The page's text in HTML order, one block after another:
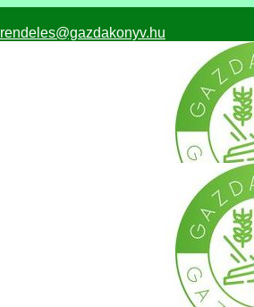
rendeles@gazdakonyv.hu